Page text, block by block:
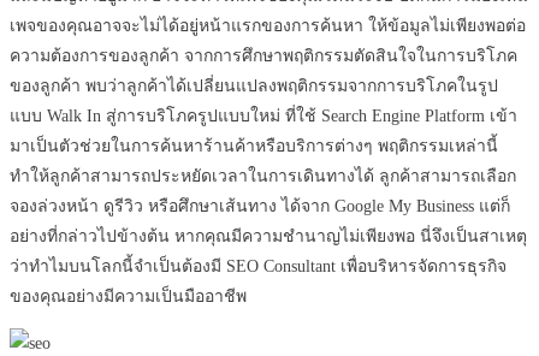
เพจของคุณอาจจะไม่ได้อยู่หน้าแรกของการค้นหา ให้ข้อมูลไม่เพียงพอต่อ
ความต้องการของลูกค้า จากการศึกษาพฤติกรรมตัดสินใจในการบริโภค
ของลูกค้า พบว่าลูกค้าได้เปลี่ยนแปลงพฤติกรรมจากการบริโภคในรูป
แบบ Walk In สู่การบริโภครูปแบบใหม่ ที่ใช้ Search Engine Platform เข้า
มาเป็นตัวช่วยในการค้นหาร้านค้าหรือบริการต่างๆ พฤติกรรมเหล่านี้
ทำให้ลูกค้าสามารถประหยัดเวลาในการเดินทางได้ ลูกค้าสามารถเลือก
จองล่วงหน้า ดูรีวิว หรือศึกษาเส้นทาง ได้จาก Google My Business แต่ก็
อย่างที่กล่าวไปข้างต้น หากคุณมีความชำนาญไม่เพียงพอ นี่จึงเป็นสาเหตุ
ว่าทำไมบนโลกนี้จำเป็นต้องมี SEO Consultant เพื่อบริหารจัดการธุรกิจ
ของคุณอย่างมีความเป็นมืออาชีพ